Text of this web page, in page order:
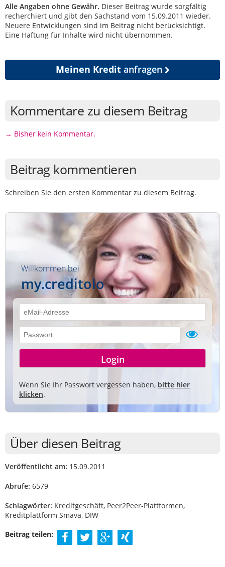
Alle Angaben ohne Gewähr. Dieser Beitrag wurde sorgfältig
recherchiert und gibt den Sachstand vom 15.09.2011 wieder.
Neuere Entwicklungen sind im Beitrag nicht berücksichtigt.
Eine Haftung für Inhalte wird nicht übernommen.
Meinen Kreditanfragen
Kommentare zu diesem Beitrag
→ Bisher kein Kommentar.
Beitrag kommentieren
Schreiben Sie den ersten Kommentar zu diesem Beitrag.
Willkommen bei
my.creditolo
Wenn Sie Ihr Passwort vergessen haben, bitte hier
klicken.
Über diesen Beitrag
Veröffentlicht am: 15.09.2011
Abrufe: 6579
Schlagwörter: Kreditgeschäft, Peer2Peer-Plattformen,
Kreditplattform Smava, DIW
Beitrag teilen: